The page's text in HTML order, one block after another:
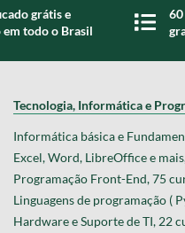
grátis e
todo o Brasil
Tecnologia, Informática e
Informática básica e
Excel, Word, LibreOffice e
Programação Front-End, 75
Linguagens de programação (
Hardware e Suporte de TI, 22